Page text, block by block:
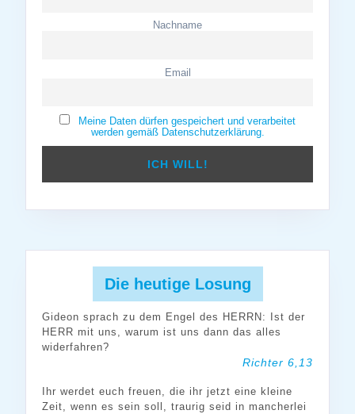
Nachname
Email
Meine Daten dürfen gespeichert und verarbeitet
werden gemäß Datenschutzerklärung.
Die heutige Losung
Gideon sprach zu dem Engel des HERRN: Ist der
HERR mit uns, warum ist uns dann das alles
widerfahren?
Richter 6,13
Ihr werdet euch freuen, die ihr jetzt eine kleine
Zeit, wenn es sein soll, traurig seid in mancherlei